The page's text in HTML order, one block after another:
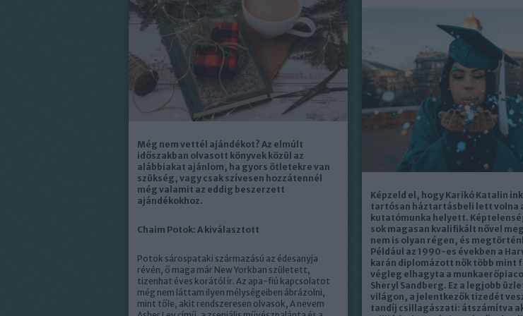
Képzeld el, hogy Karikó Katalin
tartósan háztartásbeli lett volna
kutatómunka helyett.
sok magasan kvalifikált nővel
nem is olyan régen, és
Például az 1990-es években a
karán diplomázott nők több mint
végleg elhagyta a
Sheryl Sandberg. Ez a legjobb
világon, a jelentkezők tizedét
tandíj csillagászati: átszámítva
Még nem vettél ajándékot? Az elmúlt
időszakban olvasott könyvek közül az
alábbiakat ajánlom, ha gyors ötletekre van
szükség, vagy csak szívesen hozzátennél
még valamit az eddig beszerzett
ajándékokhoz.
Chaim Potok: A kiválasztott
Potok sárospataki származású az édesanyja
révén, ő maga már New Yorkban született,
tizenhat éves korától ír. Az apa-fiú kapcsolatot
még nem láttam ilyen mélységeiben ábrázolni,
mint tőle, akit rendszeresen olvasok, A nevem